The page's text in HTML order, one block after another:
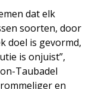
dat elk
soorten, door
doel is gevormd,
is onjuist”,
Taubadel
en